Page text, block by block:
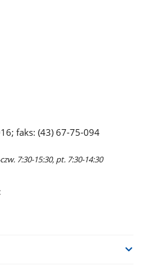
faks: (43) 67-75-094
7:30-15:30, pt. 7:30-14:30